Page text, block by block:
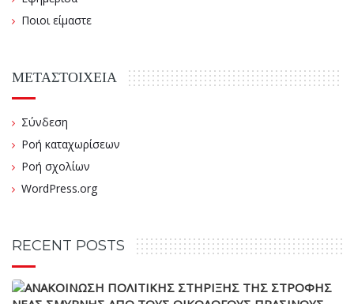
Ποιοι είμαστε
ΜΕΤΑΣΤΟΙΧΕΊΑ
Σύνδεση
Ροή καταχωρίσεων
Ροή σχολίων
WordPress.org
RECENT POSTS